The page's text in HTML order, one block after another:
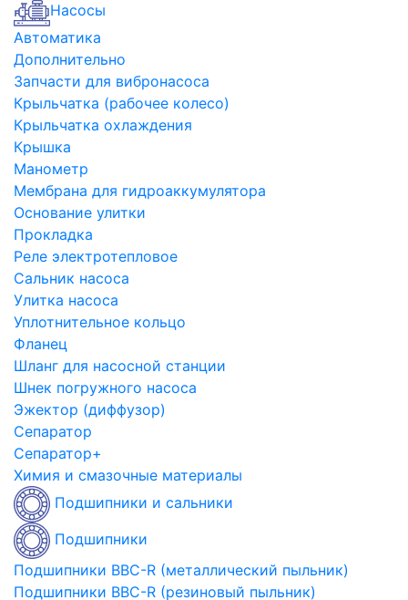
Насосы
Автоматика
Дополнительно
Запчасти для вибронасоса
Крыльчатка (рабочее колесо)
Крыльчатка охлаждения
Крышка
Манометр
Мембрана для гидроаккумулятора
Основание улитки
Прокладка
Реле электротепловое
Сальник насоса
Улитка насоса
Уплотнительное кольцо
Фланец
Шланг для насосной станции
Шнек погружного насоса
Эжектор (диффузор)
Сепаратор
Сепаратор+
Химия и смазочные материалы
Подшипники и сальники
Подшипники
Подшипники BBC-R (металлический пыльник)
Подшипники BBC-R (резиновый пыльник)